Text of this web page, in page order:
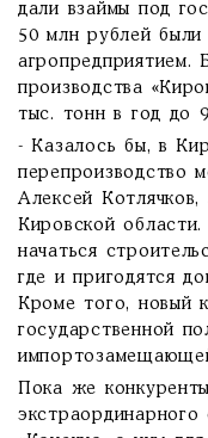
дали взаймы под
50 млн рублей
агропредприятием.
производства
тыс. тонн в год до
- Казалось бы, в
перепроизводство
Алексей Котлячков,
Кировской
начаться
где и пригодятся
Кроме того, новый
государственной
Пока же